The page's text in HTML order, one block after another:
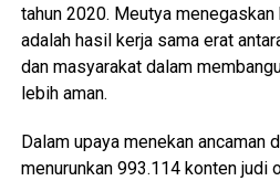
tahun 2020. Meutya
adalah hasil kerja sama erat
dan masyarakat dalam
lebih aman.
Dalam upaya menekan ancaman
menurunkan 993.114 konten judi